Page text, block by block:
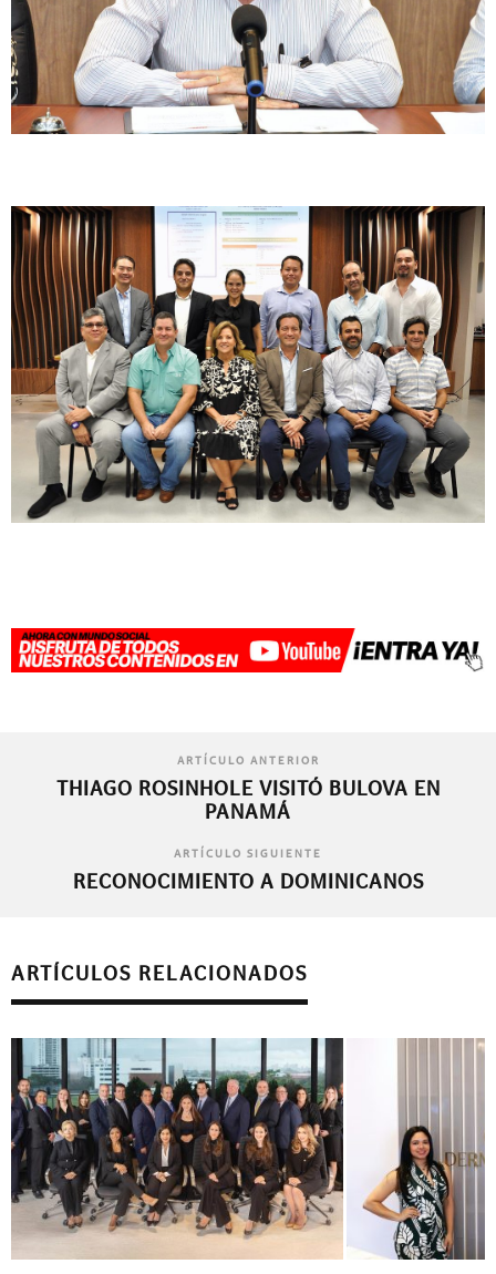
ARTÍCULO ANTERIOR
THIAGO ROSINHOLE VISITÓ BULOVA EN
PANAMÁ
ARTÍCULO SIGUIENTE
RECONOCIMIENTO A DOMINICANOS
ARTÍCULOS RELACIONADOS